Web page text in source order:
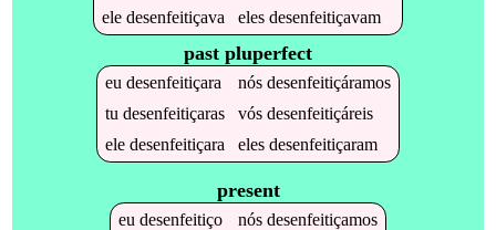
ele desenfeitiçava eles desenfeitiçavam
past pluperfect
eu desenfeitiçara nós desenfeitiçáramos
tu desenfeitiçaras vós desenfeitiçáreis
ele desenfeitiçara eles desenfeitiçaram
present
eu desenfeitiço nós desenfeitiçamos